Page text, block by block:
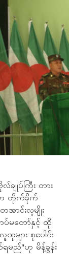
ချုပ်ကြီး တား
ာ တိုက်ခိုက်
ာင်းလူမျိုး
ပ်မတော်နှင့် ထို
ျား စုပေါင်း
ည်"ဟု မိန့်ခွန်း